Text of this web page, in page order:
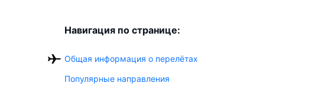
Навигация по странице:
Общая информация о перелётах
Популярные направления